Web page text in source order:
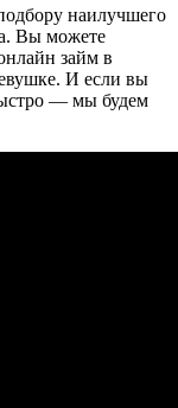
наилучшего
Вы можете
займ в
И если вы
— мы будем